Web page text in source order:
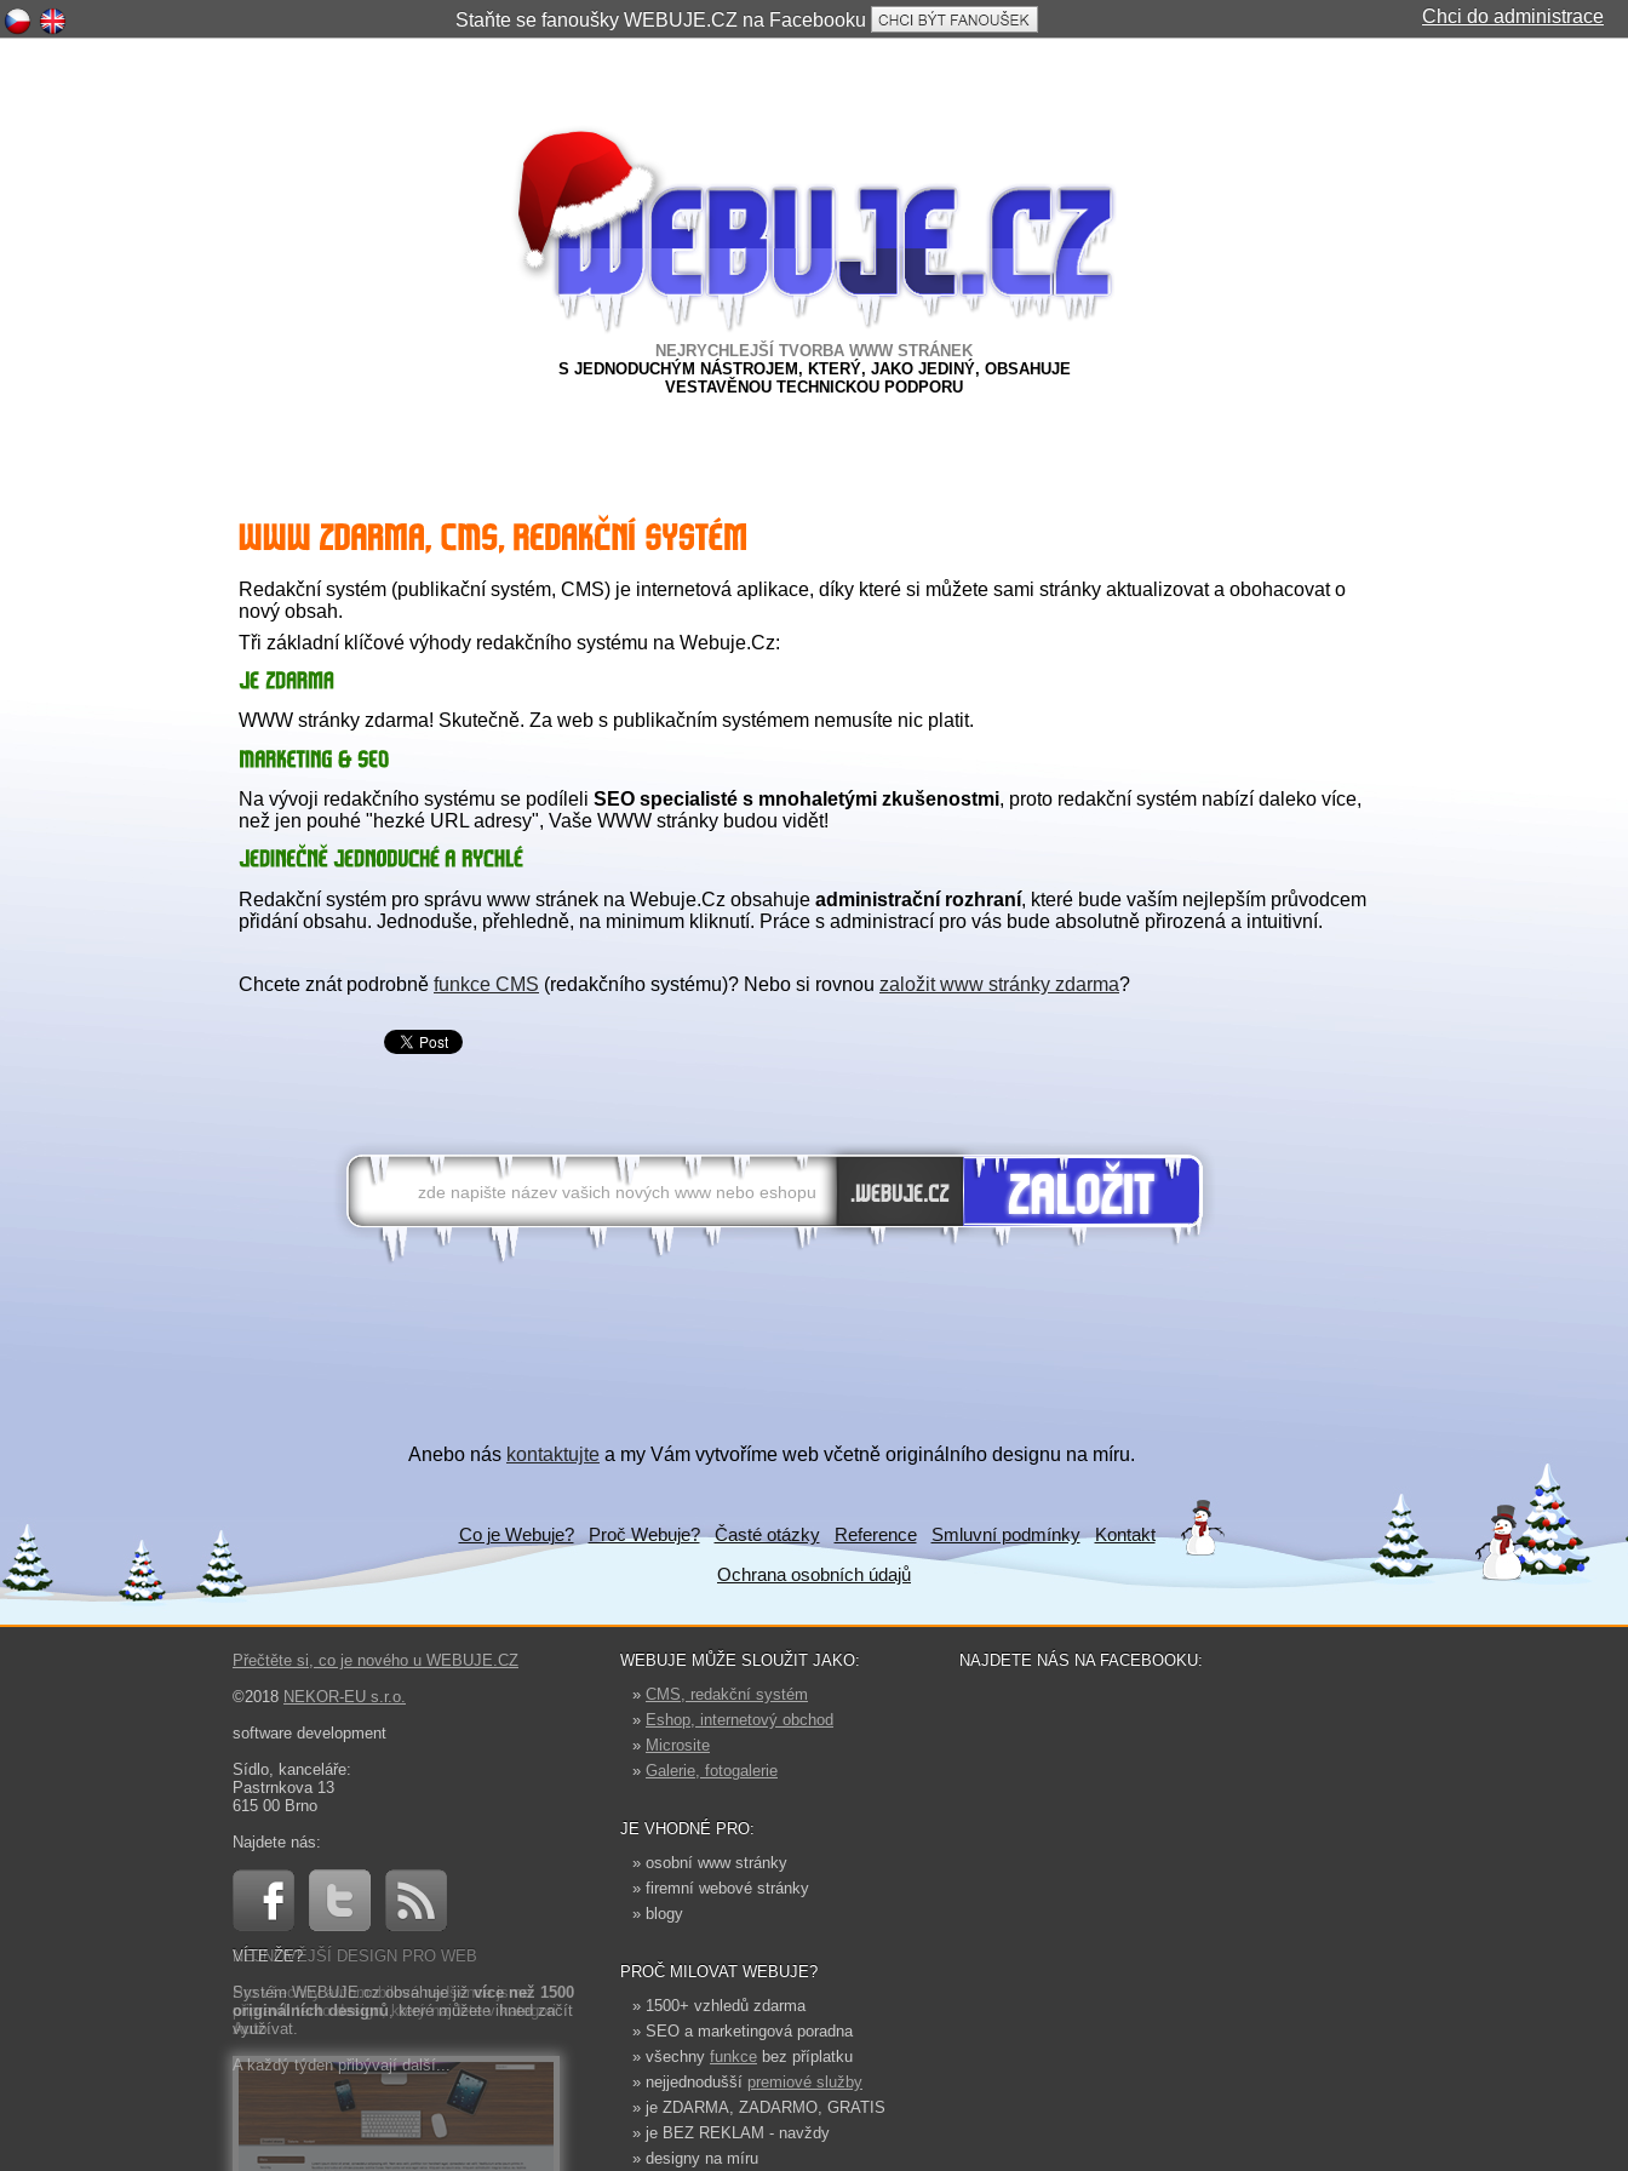
Staňte se fanoušky WEBUJE.CZ na Facebooku Chci do administrace
NEJRYCHLEJŠÍ TVORBA WWW STRÁNEK
S JEDNODUCHÝM NÁSTROJEM, KTERÝ, JAKO JEDINÝ, OBSAHUJE
VESTAVĚNOU TECHNICKOU PODPORU
Redakční systém (publikační systém, CMS) je internetová aplikace, díky které si můžete sami stránky aktualizovat a obohacovat o
nový obsah.
Tři základní klíčové výhody redakčního systému na Webuje.Cz:
WWW stránky zdarma! Skutečně. Za web s publikačním systémem nemusíte nic platit.
Na vývoji redakčního systému se podíleli SEO specialisté s mnohaletými zkušenostmi, proto redakční systém nabízí daleko více,
než jen pouhé "hezké URL adresy", Vaše WWW stránky budou vidět!
Redakční systém pro správu www stránek na Webuje.Cz obsahuje administrační rozhraní, které bude vaším nejlepším průvodcem
přidání obsahu. Jednoduše, přehledně, na minimum kliknutí. Práce s administrací pro vás bude absolutně přirozená a intuitivní.
Chcete znát podrobně funkce CMS (redakčního systému)? Nebo si rovnou založit www stránky zdarma?
Anebo nás kontaktujte a my Vám vytvoříme web včetně originálního designu na míru.
Co je Webuje? Proč Webuje? Časté otázky Reference Smluvní podmínky
Kontakt
Ochrana osobních údajů
Přečtěte si, co je nového u WEBUJE.CZ
©2018 NEKOR-EU s.r.o.
software development
Sídlo, kanceláře:
Pastrnkova 13
615 00 Brno
Najdete nás:
NEJNOVĚJŠÍ DESIGN PRO WEB
Pro všechny automobilové nadšence jsme
připravili tento design, který najdete v kategori
Auto.
VÍTE ŽE?
Systém WEBUJE.cz obsahuje jižvíce než 1500
originálních designů, které můžete ihned začít
využívat.
A každý týden přibývají další...
WEBUJE MŮŽE SLOUŽIT JAKO:
» CMS, redakční systém
» Eshop, internetový obchod
» Microsite
» Galerie, fotogalerie
JE VHODNÉ PRO:
» osobní www stránky
» firemní webové stránky
» blogy
PROČ MILOVAT WEBUJE?
» 1500+ vzhledů zdarma
» SEO a marketingová poradna
» všechny funkce bez příplatku
» nejjednodušší premiové služby
» je ZDARMA, ZADARMO, GRATIS
» je BEZ REKLAM - navždy
» designy na míru
NAJDETE NÁS NA FACEBOOKU: